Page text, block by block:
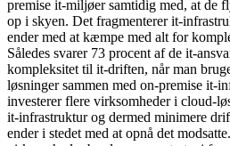
premise it-miljøer samtidig med, at de
op i skyen. Det fragmenterer it-
ender med at kæmpe med alt for
Således svarer 73 procent af de it-
kompleksitet til it-driften, når man
løsninger sammen med on-premise it-
investerer flere virksomheder i cloud-
it-infrastruktur og dermed minimere
ender i stedet med at opnå det